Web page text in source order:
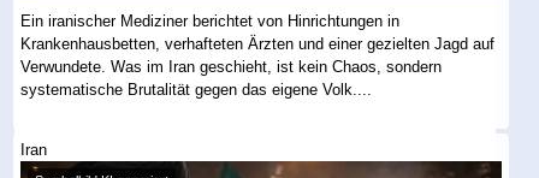
Ein iranischer Mediziner berichtet von Hinrichtungen in
Krankenhausbetten, verhafteten Ärzten und einer gezielten Jagd auf
Verwundete. Was im Iran geschieht, ist kein Chaos, sondern
systematische Brutalität gegen das eigene Volk....
Iran